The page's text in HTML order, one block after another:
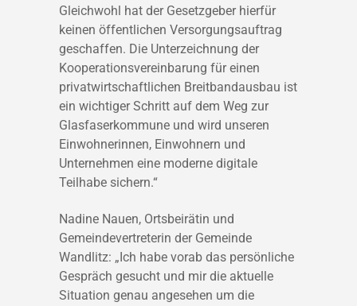
Gleichwohl hat der Gesetzgeber hierfür
keinen öffentlichen Versorgungsauftrag
geschaffen. Die Unterzeichnung der
Kooperationsvereinbarung für einen
privatwirtschaftlichen Breitbandausbau ist
ein wichtiger Schritt auf dem Weg zur
Glasfaserkommune und wird unseren
Einwohnerinnen, Einwohnern und
Unternehmen eine moderne digitale
Teilhabe sichern.“
Nadine Nauen, Ortsbeirätin und
Gemeindevertreterin der Gemeinde
Wandlitz: „Ich habe vorab das persönliche
Gespräch gesucht und mir die aktuelle
Situation genau angesehen um die